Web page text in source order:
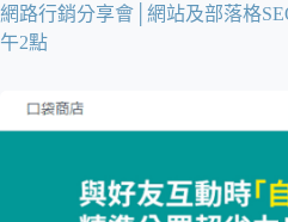
網路行銷分享會│網站及部落格
午2點